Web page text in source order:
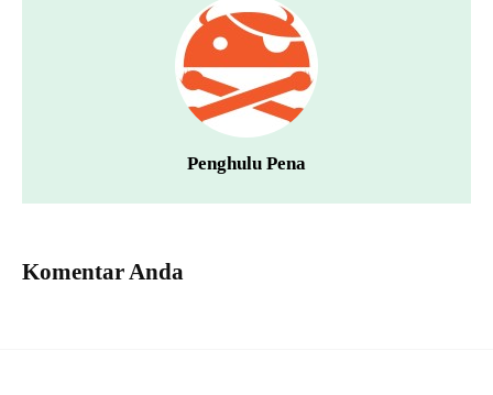
Penghulu Pena
Komentar Anda